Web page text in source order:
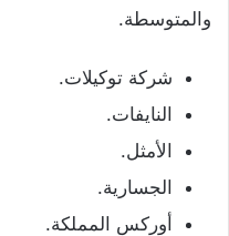
والمتوسطة.
شركة توكيلات.
النايفات.
الأمثل.
الجسارية.
أوركس المملكة.